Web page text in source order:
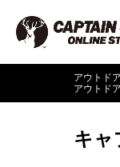
アウトド
アウトド
キャ